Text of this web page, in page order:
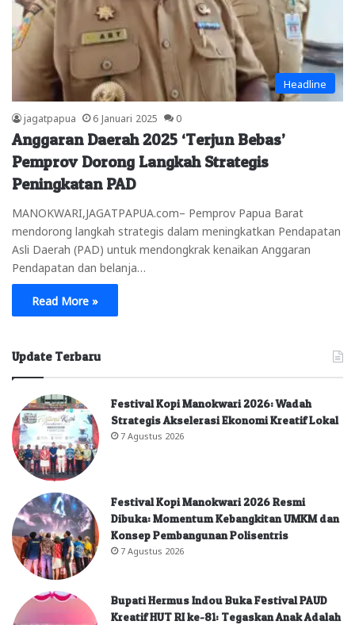
Headline
jagatpapua 6 Januari 2025 0
Anggaran Daerah 2025 ‘Terjun Bebas’
Pemprov Dorong Langkah Strategis
Peningkatan PAD
MANOKWARI,JAGATPAPUA.com– Pemprov Papua Barat
mendorong langkah strategis dalam meningkatkan Pendapatan
Asli Daerah (PAD) untuk mendongkrak kenaikan Anggaran
Pendapatan dan belanja…
Read More »
Update Terbaru
Festival Kopi Manokwari 2026: Wadah
Strategis Akselerasi Ekonomi Kreatif Lokal
7 Agustus 2026
Festival Kopi Manokwari 2026 Resmi
Dibuka: Momentum Kebangkitan UMKM dan
Konsep Pembangunan Polisentris
7 Agustus 2026
Bupati Hermus Indou Buka Festival PAUD
Kreatif HUT RI ke-81: Tegaskan Anak Adalah